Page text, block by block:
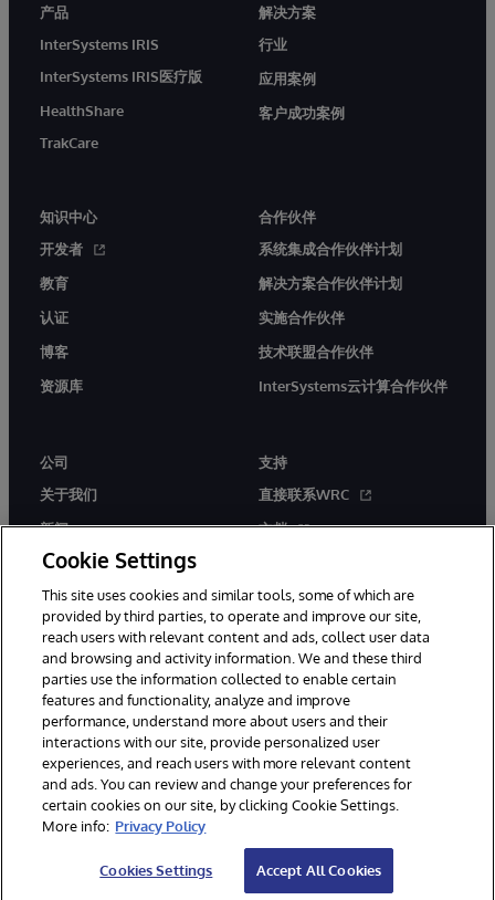
产品
InterSystems IRIS
InterSystems IRIS医疗版
HealthShare
TrakCare
解决方案
行业
应用案例
客户成功案例
知识中心
开发者
教育
认证
博客
资源库
合作伙伴
系统集成合作伙伴计划
解决方案合作伙伴计划
实施合作伙伴
技术联盟合作伙伴
InterSystems云计算合作伙伴
公司
关于我们
新闻
活动
工作机会
支持
直接联系WRC
文档
© 1996-2026 InterSystems Corporation, Boston, MA. 系联软件（北
京）有限公司 版权所有。京ICP备2021005331号
通知/条款和条件 隐私声明 保证 无障碍
Cookie Settings
This site uses cookies and similar tools, some of which are
provided by third parties, to operate and improve our site,
reach users with relevant content and ads, collect user data
and browsing and activity information. We and these third
parties use the information collected to enable certain
features and functionality, analyze and improve
performance, understand more about users and their
interactions with our site, provide personalized user
experiences, and reach users with more relevant content
and ads. You can review and change your preferences for
certain cookies on our site, by clicking Cookie Settings.
More info: Privacy Policy
Cookies Settings Accept All Cookies